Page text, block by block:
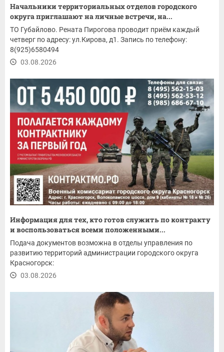
Начальники территориальных отделов городского
округа приглашают на личные встречи, на...
ТО Губайлово. Рената Пирогова проводит приём каждый
четверг по адресу: ул.Кирова, д1. Запись по телефону:
8(925)6580494
03.08.2026
Информация для тех, кто готов служить по контракту
и воспользоваться всеми положенными...
Подача документов возможна в отделы управления по
развитию территорий администрации городского округа
Красногорск:
03.08.2026